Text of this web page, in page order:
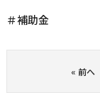
＃補助金
« 前へ